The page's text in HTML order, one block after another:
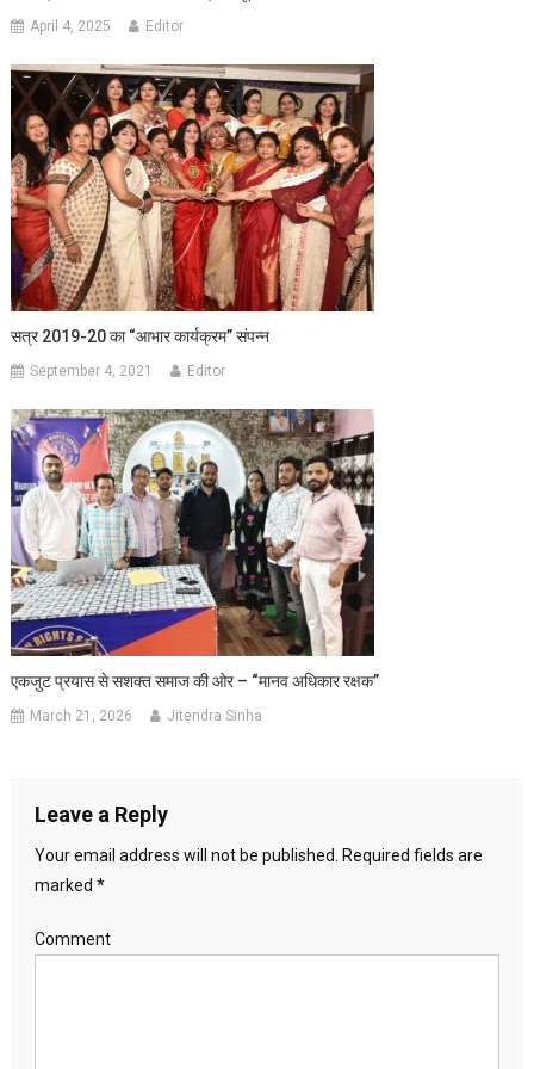
April 4, 2025 Editor
सत्र 2019-20 का “आभार कार्यक्रम” संपन्न
September 4, 2021 Editor
एकजुट प्रयास से सशक्त समाज की ओर – “मानव अधिकार रक्षक”
March 21, 2026 Jitendra Sinha
Leave a Reply
Your email address will not be published.
Required fields are
marked *
Comment